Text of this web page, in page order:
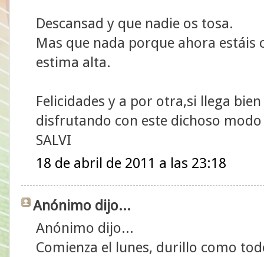
Descansad y que nadie os tosa.
Mas que nada porque ahora
estima alta.
Felicidades y a por otra,si llega
disfrutando con este dichoso
SALVI
18 de abril de 2011 a las 23:18
Anónimo dijo...
Anónimo dijo...
Comienza el lunes, durillo como